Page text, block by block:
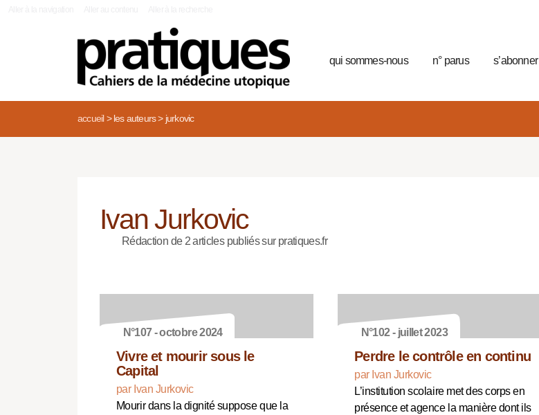
qui sommes-nous n° parus s’abonner
accueil> les auteurs> jurkovic
Ivan Jurkovic
Rédaction de 2 articles publiés sur pratiques.fr
N°107 - octobre 2024
Vivre et mourir sous le
Capital
par Ivan Jurkovic
Mourir dans la dignité suppose que la
N°102 - juillet 2023
Perdre le contrôle en continu
par Ivan Jurkovic
L’institution scolaire met des corps en
présence et agence la manière dont ils